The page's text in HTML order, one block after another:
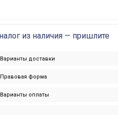
из наличия — пришлите